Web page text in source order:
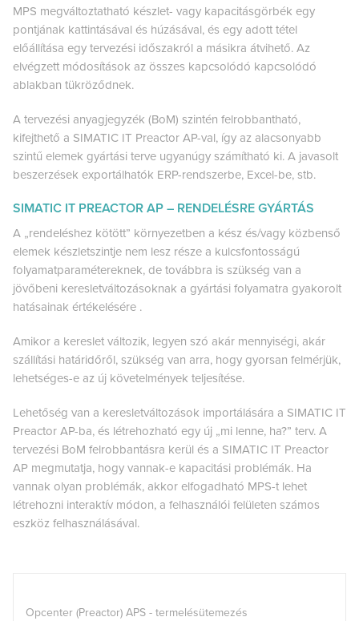
Opcenter (Preactor) APS - termelésütemezés
MPS megváltoztatható készlet- vagy kapacitásgörbék egy
pontjának kattintásával és húzásával, és egy adott tétel
előállítása egy tervezési időszakról a másikra átvihető. Az
elvégzett módosítások az összes kapcsolódó kapcsolódó
ablakban tükröződnek.
A tervezési anyagjegyzék (BoM) szintén felrobbantható,
kifejthető a SIMATIC IT Preactor AP-val, így az alacsonyabb
szintű elemek gyártási terve ugyanúgy számítható ki. A javasolt
beszerzések exportálhatók ERP-rendszerbe, Excel-be, stb.
SIMATIC IT PREACTOR AP – RENDELÉSRE GYÁRTÁS
A „rendeléshez kötött” környezetben a kész és/vagy közbenső
elemek készletszintje nem lesz része a kulcsfontosságú
folyamatparamétereknek, de továbbra is szükség van a
jövőbeni keresletváltozásoknak a gyártási folyamatra gyakorolt
hatásainak értékelésére .
Amikor a kereslet változik, legyen szó akár mennyiségi, akár
szállítási határidőről, szükség van arra, hogy gyorsan felmérjük,
lehetséges-e az új követelmények teljesítése.
Lehetőség van a keresletváltozások importálására a SIMATIC IT
Preactor AP-ba, és létrehozható egy új „mi lenne, ha?” terv. A
tervezési BoM felrobbantásra kerül és a SIMATIC IT Preactor
AP megmutatja, hogy vannak-e kapacitási problémák. Ha
vannak olyan problémák, akkor elfogadható MPS-t lehet
létrehozni interaktív módon, a felhasználói felületen számos
eszköz felhasználásával.